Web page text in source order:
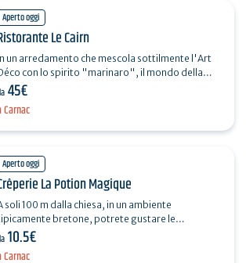
Aperto oggi
Carnac
Le Cairn
un arredamento che mescola sottilmente l'Art
con lo spirito "marinaro", il mondo della
bistronomia si presenta nel nostro ristorante, Le
45€
Aperto oggi
Carnac
La Potion Magique
soli 100 m dalla chiesa, in un ambiente
bretone, potrete gustare le
tradizionali crêpes e galettes. Vi verrà offerta una
10.5€